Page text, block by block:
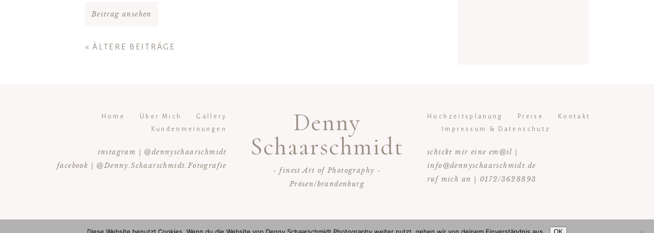
Beitrag ansehen
« ÄLTERE BEITRÄGE
Home Über Mich
Gallery
Kundenmeinungen
instagram | @dennyschaarschmidt
facebook | @Denny.Schaarschmidt.Fotografie
Denny
Schaarschmidt
- finest Art of Photography -
Prösen/brandenburg
Hochzeitsplanung Preise
Kontakt
Impressum & Datenschutz
schickt mir eine em@il |
info@dennyschaarschmidt.de
ruf mich an | 0172/3628893